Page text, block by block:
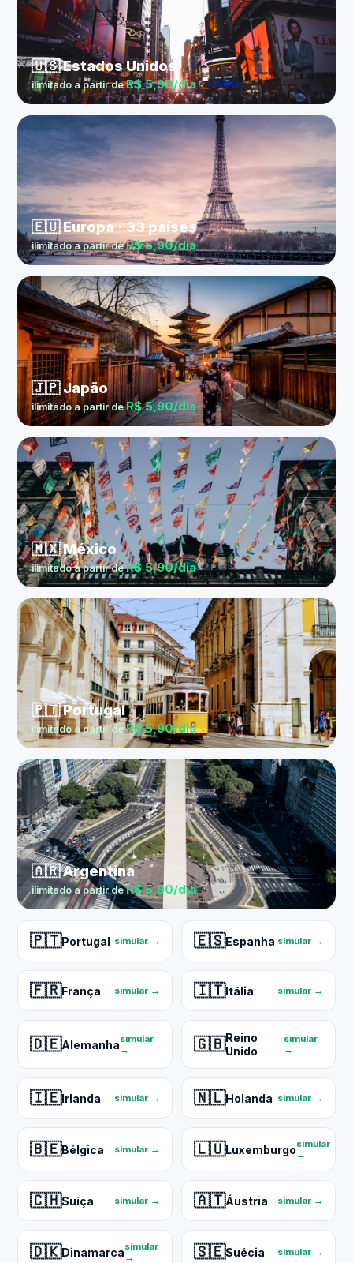
🇺🇸 Estados Unidos
ilimitado a partir deR$ 5,90/dia
🇪🇺 Europa · 33 países
ilimitado a partir deR$ 5,90/dia
🇯🇵 Japão
ilimitado a partir deR$ 5,90/dia
🇲🇽 México
ilimitado a partir deR$ 5,90/dia
🇵🇹 Portugal
ilimitado a partir deR$ 5,90/dia
🇦🇷 Argentina
ilimitado a partir deR$ 5,90/dia
🇵🇹Portugal simular → 🇪🇸Espanha simular →
🇫🇷França simular → 🇮🇹Itália simular →
🇩🇪Alemanhasimular
→
🇬🇧Reino
Unido
simular
→
🇮🇪Irlanda simular → 🇳🇱Holanda simular →
🇧🇪Bélgica simular → 🇱🇺Luxemburgosimular
→
🇨🇭Suíça simular → 🇦🇹Áustria simular →
🇩🇰Dinamarcasimular
→
🇸🇪Suécia simular →